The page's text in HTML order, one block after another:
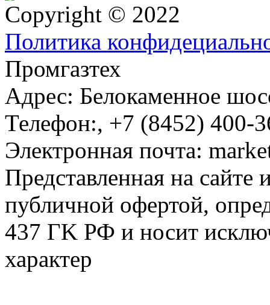
Copyright © 2022
Политика
Промгазтех
Адрес: Белокаменное
Телефон:, +7 (8452) 400-
Электронная почта:
Представленная на сайте
публичной офертой,
437 ГK РФ и носит
характер